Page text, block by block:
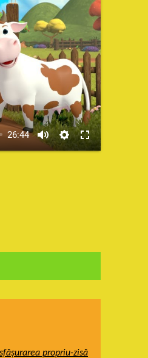
26:44
propriu-zisă